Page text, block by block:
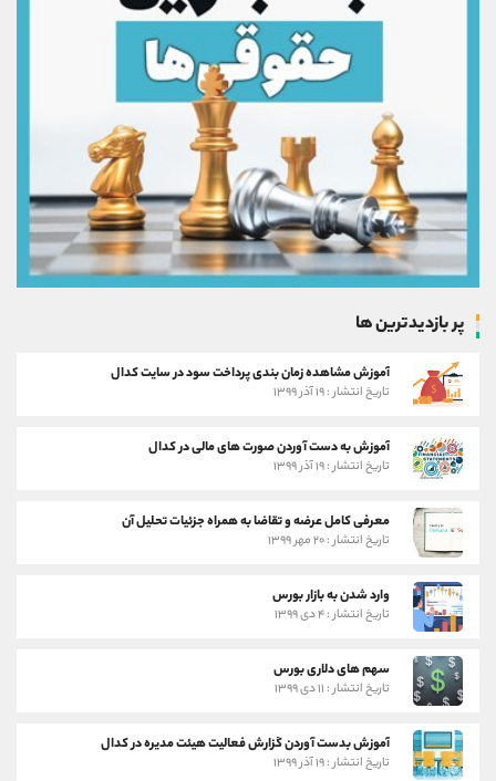
پر بازدیدترین ها
آموزش مشاهده زمان بندی پرداخت سود در سایت کدال
تاریخ انتشار : ۱۹ آذر ۱۳۹۹
آموزش به دست آوردن صورت های مالی در کدال
تاریخ انتشار : ۱۹ آذر ۱۳۹۹
معرفی کامل عرضه و تقاضا به همراه جزئیات تحلیل آن
تاریخ انتشار : ۲۰ مهر ۱۳۹۹
وارد شدن به بازار بورس
تاریخ انتشار : ۴ دی ۱۳۹۹
سهم های دلاری بورس
تاریخ انتشار : ۱۱ دی ۱۳۹۹
آموزش بدست آوردن گزارش فعالیت هیئت مدیره در کدال
تاریخ انتشار : ۱۹ آذر ۱۳۹۹